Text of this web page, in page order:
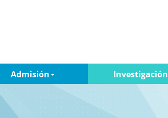
Admisión Investigación